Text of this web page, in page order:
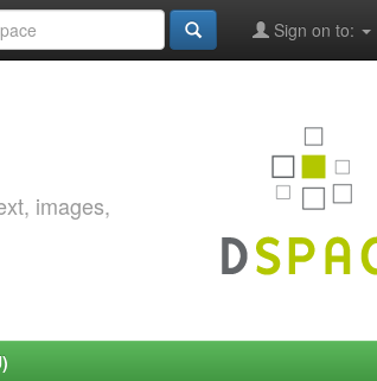
Sign on to:
images,